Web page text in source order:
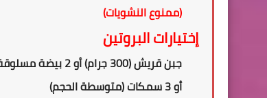
(ممنوع النشويات)
إختيارات البروتين
جبن قريش (300 جرام) أو 2 بيضة مسلوقة
أو 3 سمكات (متوسطة الحجم)